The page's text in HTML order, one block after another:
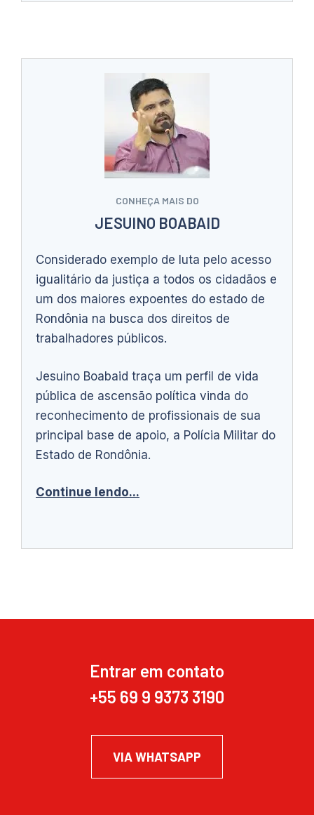
CONHEÇA MAIS DO
JESUINO BOABAID
Considerado exemplo de luta pelo acesso
igualitário da justiça a todos os cidadãos e
um dos maiores expoentes do estado de
Rondônia na busca dos direitos de
trabalhadores públicos.
Jesuino Boabaid traça um perfil de vida
pública de ascensão política vinda do
reconhecimento de profissionais de sua
principal base de apoio, a Polícia Militar do
Estado de Rondônia.
Continue lendo...
Entrar em contato
+55 69 9 9373 3190
VIA WHATSAPP